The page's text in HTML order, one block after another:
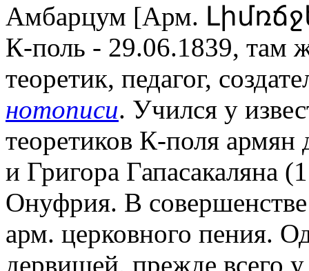
Амбарцум [Арм.
К-поль - 29.06.1839, там
теоретик, педагог,
нотописи. Учился у
теоретиков К-поля
и Григора Гапасакаляна
Онуфрия. В
арм. церковного пения.
дервишей, прежде всего